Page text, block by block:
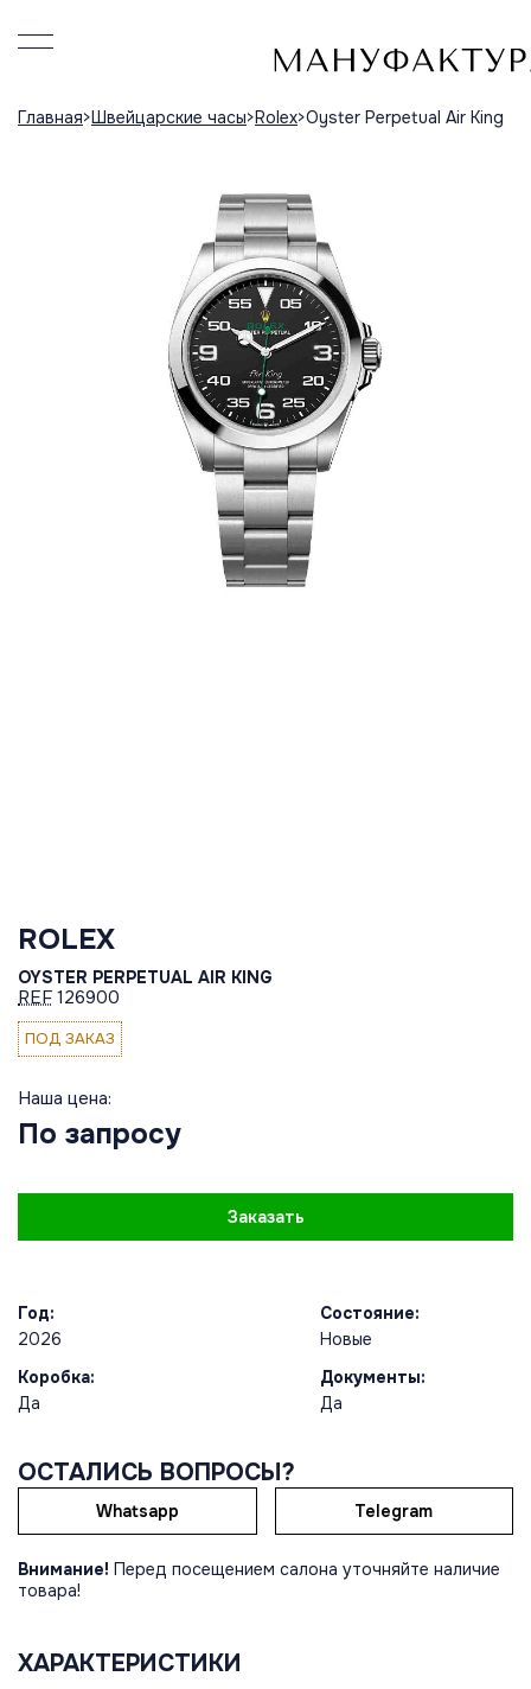
Главная Швейцарские часы Rolex Oyster Perpetual Air King
ROLEX
OYSTER PERPETUAL AIR KING
REF 126900
ПОД ЗАКАЗ
Наша цена:
По запросу
Заказать
Год:
2026
Состояние:
Новые
Коробка:
Да
Документы:
Да
ОСТАЛИСЬ ВОПРОСЫ?
Whatsapp Telegram
Внимание! Перед посещением салона уточняйте наличие
товара!
ХАРАКТЕРИСТИКИ